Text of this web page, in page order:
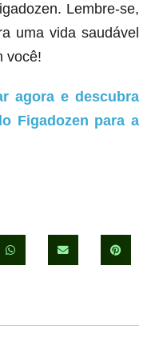
Lembre-se,
uma vida saudável
você!
agora e descubra
Figadozen para a